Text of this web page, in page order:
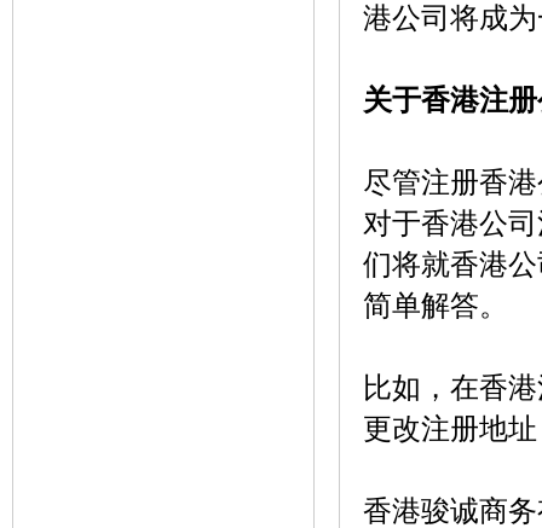
港公司将成
关于香港注
尽管注册香
对于香港公
们将就香港
简单解答。
比如，在香
更改注册地
香港骏诚商